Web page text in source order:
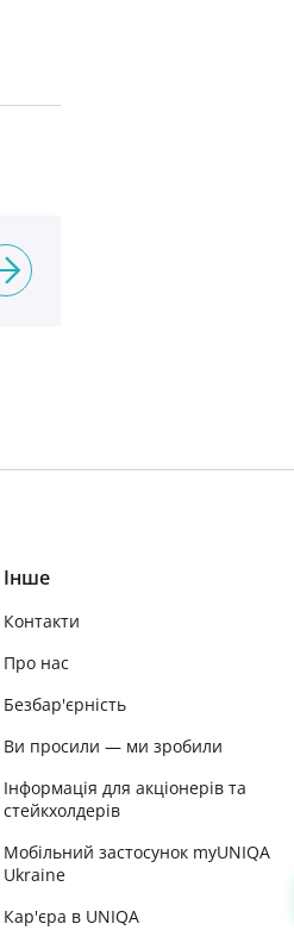
Інше
Контакти
Про нас
Безбар'єрність
Ви просили — ми зробили
Інформація для акціонерів та
стейкхолдерів
Мобільний застосунок myUNIQA
Ukraine
Кар'єра в UNIQA